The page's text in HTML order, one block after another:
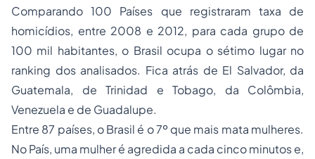
Comparando 100 Países que registraram taxa de
homicídios, entre 2008 e 2012, para cada grupo de
100 mil habitantes, o Brasil ocupa o sétimo lugar no
ranking dos analisados. Fica atrás de El Salvador, da
Guatemala, de Trinidad e Tobago, da Colômbia,
Venezuela e de Guadalupe.
Entre 87 países, o Brasil é o 7º que mais mata mulheres.
No País, uma mulher é agredida a cada cinco minutos e,